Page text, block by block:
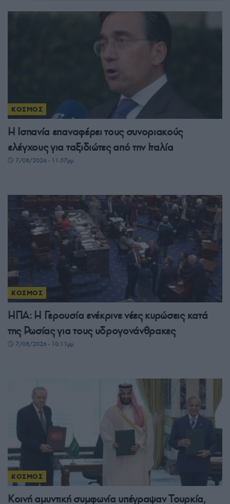
ΚΟΣΜΟΣ
Η Ισπανία επαναφέρει τους συνοριακούς
ελέγχους για ταξιδιώτες από την Ιταλία
7/08/2026 - 11:57μμ
ΚΟΣΜΟΣ
ΗΠΑ: Η Γερουσία ενέκρινε νέες κυρώσεις κατά
της Ρωσίας για τους υδρογονάνθρακες
7/08/2026 - 10:11μμ
ΚΟΣΜΟΣ
Κοινή αμυντική συμφωνία υπέγραψαν Τουρκία,